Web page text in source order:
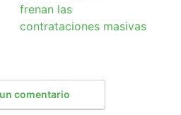
frenan las
contrataciones masivas
comentario